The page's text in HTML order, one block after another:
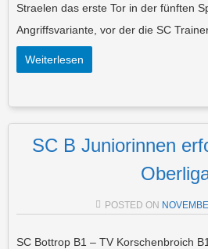
Straelen das erste Tor in der fünften
Angriffsvariante, vor der die SC
Weiterlesen
SC B Juniorinnen
POSTED ON
SC Bottrop B1 – TV